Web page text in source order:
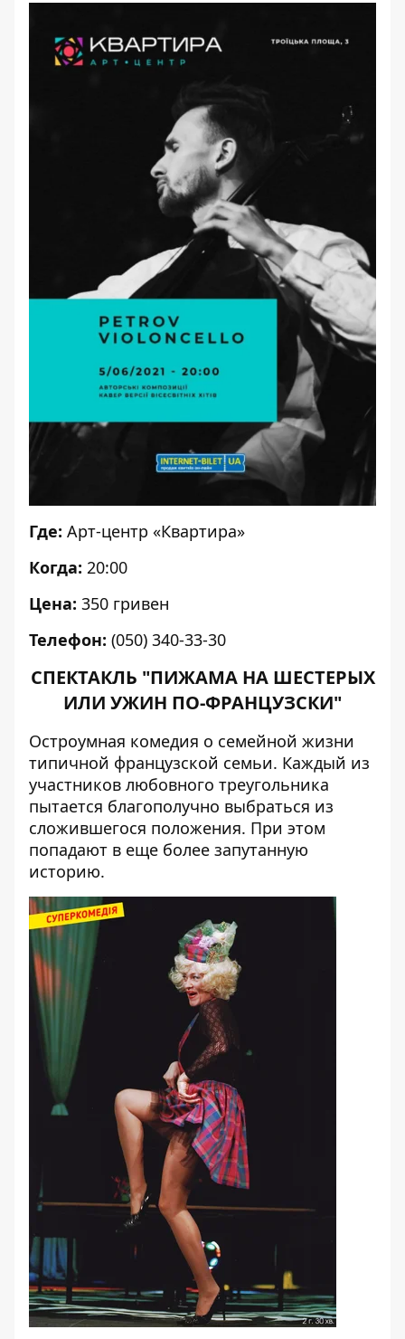
Где: Арт-центр «Квартира»
Когда: 20:00
Цена: 350 гривен
Телефон: (050) 340-33-30
СПЕКТАКЛЬ "ПИЖАМА НА ШЕСТЕРЫХ
ИЛИ УЖИН ПО-ФРАНЦУЗСКИ"
Остроумная комедия о семейной жизни
типичной французской семьи. Каждый из
участников любовного треугольника
пытается благополучно выбраться из
сложившегося положения. При этом
попадают в еще более запутанную
историю.